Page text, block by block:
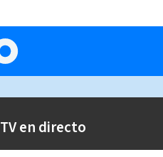
TV en directo